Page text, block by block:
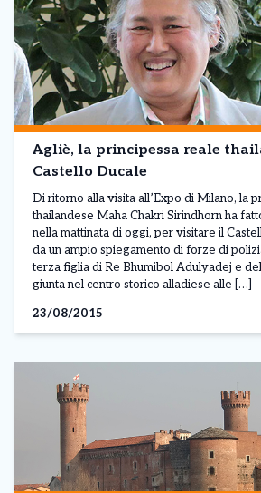
Agliè, la principessa reale
Castello Ducale
Di ritorno alla visita all’Expo di Milano, la
thailandese Maha Chakri Sirindhorn ha
nella mattinata di oggi, per visitare il
da un ampio spiegamento di forze di
terza figlia di Re Bhumibol Adulyadej e
giunta nel centro storico alladiese alle […]
23/08/2015